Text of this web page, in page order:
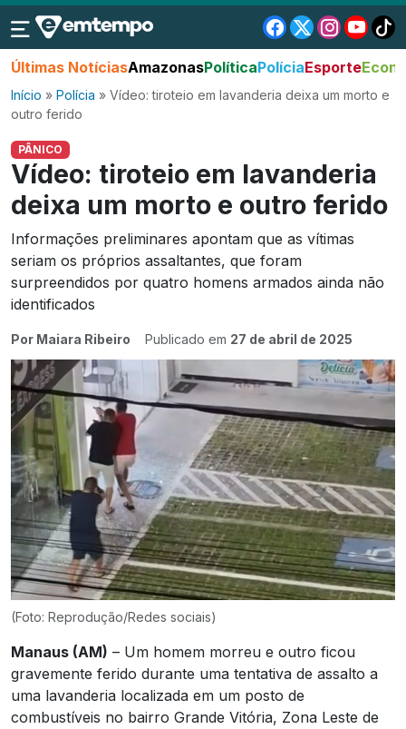
Últimas NotíciasAmazonasPolíticaPolíciaEsporte
Início » Polícia » Vídeo: tiroteio em lavanderia deixa um morto e
outro ferido
PÂNICO
Vídeo: tiroteio em lavanderia
deixa um morto e outro ferido
Informações preliminares apontam que as vítimas
seriam os próprios assaltantes, que foram
surpreendidos por quatro homens armados ainda não
identificados
Por Maiara Ribeiro Publicado em 27 de abril de 2025
(Foto: Reprodução/Redes sociais)
Manaus (AM) – Um homem morreu e outro ficou
gravemente ferido durante uma tentativa de assalto a
uma lavanderia localizada em um posto de
combustíveis no bairro Grande Vitória, Zona Leste de